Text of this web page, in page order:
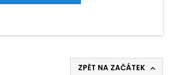
ZPĚT NA ZAČÁTEK 